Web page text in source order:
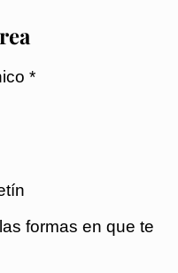
*Obligatorio
formas en que te